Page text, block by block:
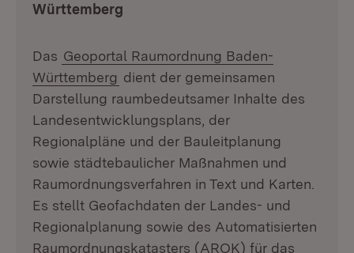
Württemberg
Das Geoportal Raumordnung Baden-
Württemberg dient der gemeinsamen
Darstellung raumbedeutsamer Inhalte des
Landesentwicklungsplans, der
Regionalpläne und der Bauleitplanung
sowie städtebaulicher Maßnahmen und
Raumordnungsverfahren in Text und Karten.
Es stellt Geofachdaten der Landes- und
Regionalplanung sowie des Automatisierten
Raumordnungskatasters (AROK) für das